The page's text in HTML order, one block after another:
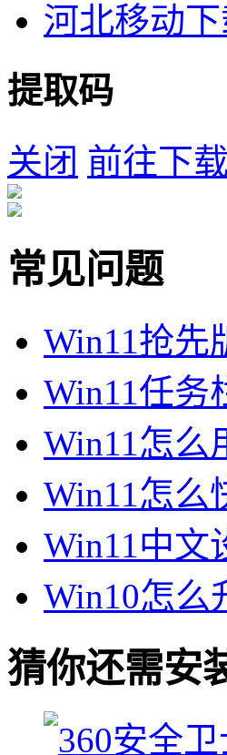
河北移动
提取码
关闭 前往下载
常见问题
Win11抢先
Win11任务
Win11怎么
Win11怎么
Win11中文
Win10怎么
猜你还需安